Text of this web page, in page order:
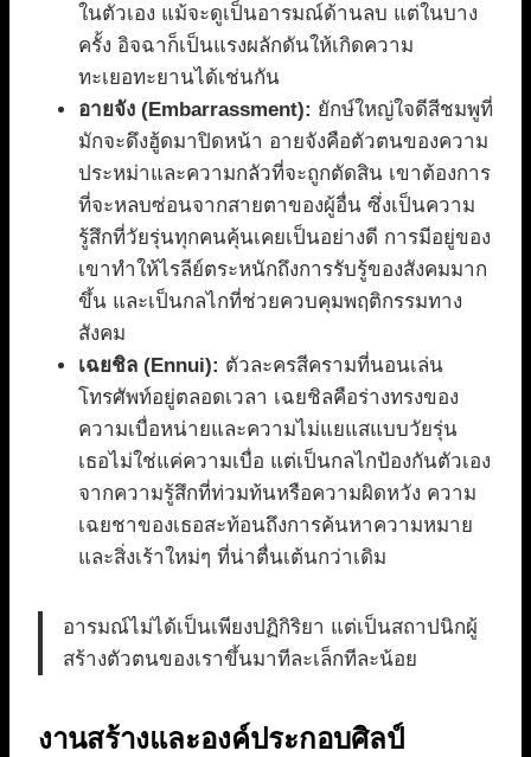
ในตัวเอง แม้จะดูเป็นอารมณ์ด้านลบ แต่ในบาง
ครั้ง อิจฉาก็เป็นแรงผลักดันให้เกิดความ
ทะเยอทะยานได้เช่นกัน
อายจัง (Embarrassment): ยักษ์ใหญ่ใจดีสีชมพูที่
มักจะดึงฮู้ดมาปิดหน้า อายจังคือตัวตนของความ
ประหม่าและความกลัวที่จะถูกตัดสิน เขาต้องการ
ที่จะหลบซ่อนจากสายตาของผู้อื่น ซึ่งเป็นความ
รู้สึกที่วัยรุ่นทุกคนคุ้นเคยเป็นอย่างดี การมีอยู่ของ
เขาทำให้ไรลีย์ตระหนักถึงการรับรู้ของสังคมมาก
ขึ้น และเป็นกลไกที่ช่วยควบคุมพฤติกรรมทาง
สังคม
เฉยชิล (Ennui): ตัวละครสีครามที่นอนเล่น
โทรศัพท์อยู่ตลอดเวลา เฉยชิลคือร่างทรงของ
ความเบื่อหน่ายและความไม่แยแสแบบวัยรุ่น
เธอไม่ใช่แค่ความเบื่อ แต่เป็นกลไกป้องกันตัวเอง
จากความรู้สึกที่ท่วมท้นหรือความผิดหวัง ความ
เฉยชาของเธอสะท้อนถึงการค้นหาความหมาย
และสิ่งเร้าใหม่ๆ ที่น่าตื่นเต้นกว่าเดิม
อารมณ์ไม่ได้เป็นเพียงปฏิกิริยา แต่เป็นสถาปนิกผู้
สร้างตัวตนของเราขึ้นมาทีละเล็กทีละน้อย
งานสร้างและองค์ประกอบศิลป์